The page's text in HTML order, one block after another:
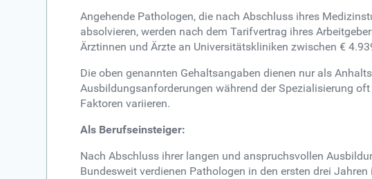
Angehende Pathologen, die nach Abschluss ihres
absolvieren, werden nach dem Tarifvertrag ihres
Ärztinnen und Ärzte an Universitätskliniken zwischen €
Die oben genannten Gehaltsangaben dienen nur als
Ausbildungsanforderungen während der Spezialisierung
Faktoren variieren.
Als Berufseinsteiger:
Nach Abschluss ihrer langen und anspruchsvollen
Bundesweit verdienen Pathologen in den ersten drei